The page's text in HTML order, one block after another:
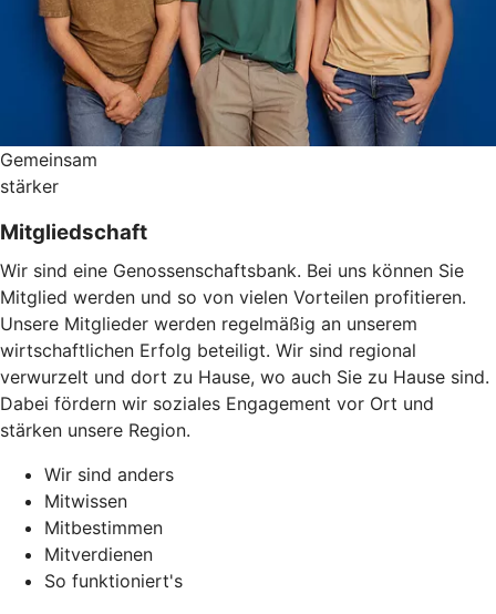
Gemeinsam
stärker
Mitgliedschaft
Wir sind eine Genossenschaftsbank. Bei uns können Sie
Mitglied werden und so von vielen Vorteilen profitieren.
Unsere Mitglieder werden regelmäßig an unserem
wirtschaftlichen Erfolg beteiligt. Wir sind regional
verwurzelt und dort zu Hause, wo auch Sie zu Hause sind.
Dabei fördern wir soziales Engagement vor Ort und
stärken unsere Region.
Wir sind anders
Mitwissen
Mitbestimmen
Mitverdienen
So funktioniert's